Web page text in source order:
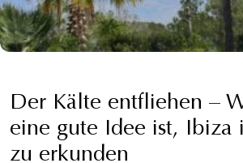
Der Kälte entfliehen –
eine gute Idee ist, Ibiza
zu erkunden